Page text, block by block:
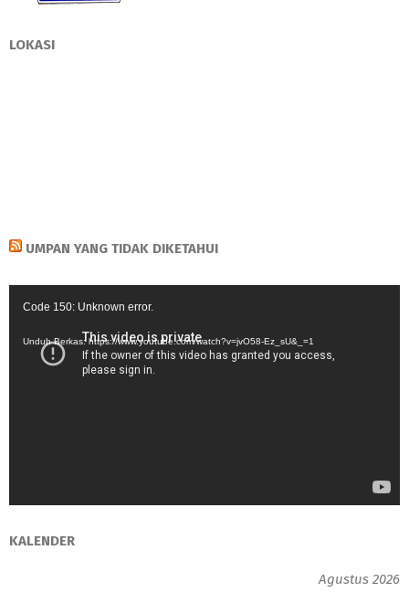
LOKASI
UMPAN YANG TIDAK DIKETAHUI
Code 150: Unknown error.
Unduh Berkas: https://www.youtube.com/watch?v=jvO58-Ez_sU&_=1
KALENDER
Agustus 2026